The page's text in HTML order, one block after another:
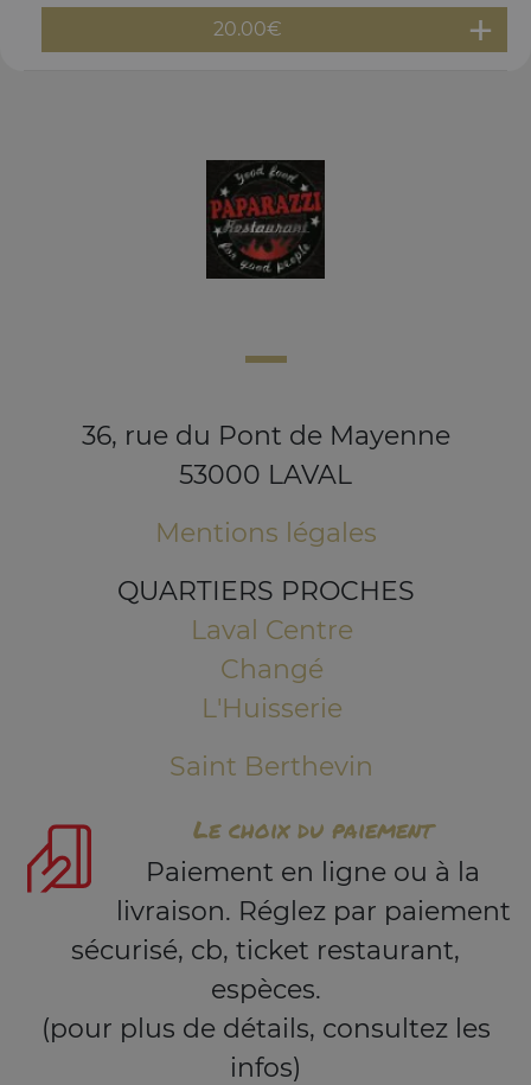
20.00€
36, rue du Pont de Mayenne
53000 LAVAL
Mentions légales
QUARTIERS PROCHES
Laval Centre
Changé
L'Huisserie
Saint Berthevin
Le choix du paiement
Paiement en ligne ou à la
livraison. Réglez par paiement
sécurisé, cb, ticket restaurant,
espèces.
(pour plus de détails, consultez les
infos)